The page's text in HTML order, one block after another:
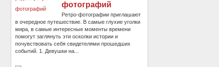
фотографий
Ретро-фотографии приглашают
в очередное путешествие. В самые глухие уголки
мира, в самые интересные моменты времени
помогут заглянуть эти осколки истории и
почувствовать себя свидетелями прошедших
событий. 1. Девушки на...